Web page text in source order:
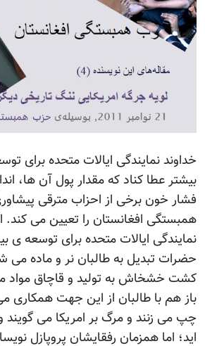
خداوند نمایندگی ایالات متحده برای
بیشتر عطا کناد که مقدار پول آن ها،
فشار خون برخی از احزاب مترقی
همبستگی افغانستان را تعیین می کند.
نمایندگی ایالات متحده برای توسعه ی
حضرات تبدیل به طالبان نر و ماده می
کشت خشخاش به تولید و قاچاق مواد
باز هم با طالبان از این جهت همکاری
چپ می زنند و مرگ بر امریکا می
اید؛ اما همزمان رفقایشان پروپازل